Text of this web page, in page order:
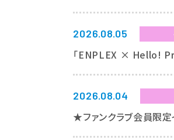
2026.08.05
「ENPLEX × Hello!
2026.08.04
★ファンクラブ会員限